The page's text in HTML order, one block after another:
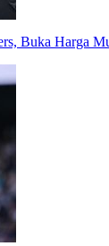
Buka Harga